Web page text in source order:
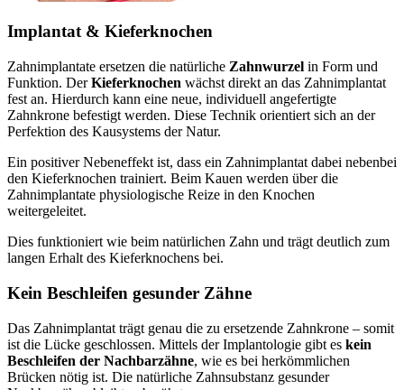
Implantat & Kieferknochen
Zahnimplantate ersetzen die natürliche Zahnwurzel in Form und
Funktion. DerKieferknochen wächst direkt an das Zahnimplantat
fest an. Hierdurch kann eine neue, individuell angefertigte
Zahnkrone befestigt werden. Diese Technik orientiert sich an der
Perfektion des Kausystems der Natur.
Ein positiver Nebeneffekt ist, dass ein Zahnimplantat dabei nebenbei
den Kieferknochen trainiert. Beim Kauen werden über die
Zahnimplantate physiologische Reize in den Knochen
weitergeleitet.
Dies funktioniert wie beim natürlichen Zahn und trägt deutlich zum
langen Erhalt des Kieferknochens bei.
Kein Beschleifen gesunder Zähne
Das Zahnimplantat trägt genau die zu ersetzende Zahnkrone – somit
ist die Lücke geschlossen. Mittels der Implantologie gibt es kein
Beschleifen der Nachbarzähne, wie es bei herkömmlichen
Brücken nötig ist. Die natürliche Zahnsubstanz gesunder